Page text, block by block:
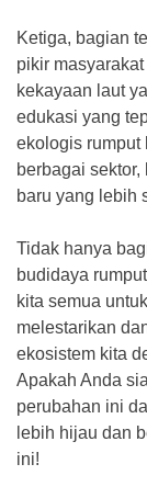
Ketiga, bagian
pikir
kekayaan laut
edukasi yang
ekologis rumput
berbagai
baru yang lebih
Tidak hanya
budidaya
kita semua
melestarikan
ekosistem kita
Apakah Anda
perubahan ini
lebih hijau dan
ini!